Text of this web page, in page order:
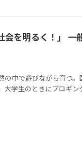
を明るく！」 一
中で遊びながら育つ
学生のときにプロギ